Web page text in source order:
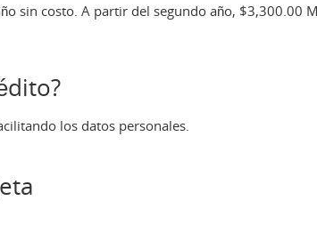
sin costo. A partir del segundo año, $3,300.00
los datos personales.